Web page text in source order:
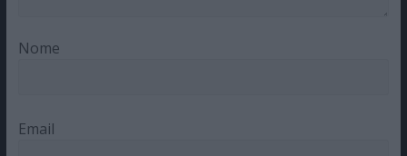
Nome
Email